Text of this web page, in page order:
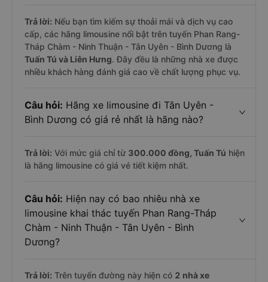
Trả lời: Nếu bạn tìm kiếm sự thoải mái và dịch vụ cao
cấp, các hãng limousine nổi bật trên tuyến Phan Rang-
Tháp Chàm - Ninh Thuận - Tân Uyên - Bình Dương là
Tuấn Tú và Liên Hưng. Đây đều là những nhà xe được
nhiều khách hàng đánh giá cao về chất lượng phục vụ.
Câu hỏi: Hãng xe limousine đi Tân Uyên -
Bình Dương có giá rẻ nhất là hãng nào?
Trả lời: Với mức giá chỉ từ 300.000 đồng, Tuấn Tú hiện
là hãng limousine có giá vé tiết kiệm nhất.
Câu hỏi: Hiện nay có bao nhiêu nhà xe
limousine khai thác tuyến Phan Rang-Tháp
Chàm - Ninh Thuận - Tân Uyên - Bình
Dương?
Trả lời: Trên tuyến đường này hiện có 2 nhà xe